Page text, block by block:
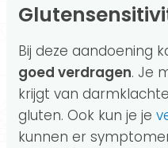
Bij deze aandoening
goed verdragen. Je
krijgt van
gluten. Ook kun je je
kunnen er